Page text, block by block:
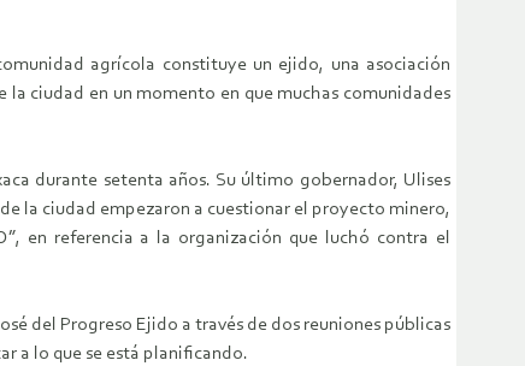
agrícola constituye un ejido, una asociación
ciudad en un momento en que muchas comunidades
durante setenta años. Su último gobernador, Ulises
la ciudad empezaron a cuestionar el proyecto minero,
en referencia a la organización que luchó contra el
del Progreso Ejido a través de dos reuniones públicas
a lo que se está planificando.